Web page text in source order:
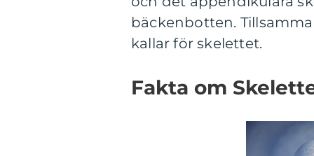
bäckenbotten.
kallar för skelettet.
Fakta om